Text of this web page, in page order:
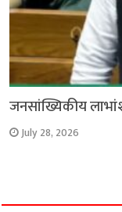
जनसांख्यिकीय
July 28, 2026